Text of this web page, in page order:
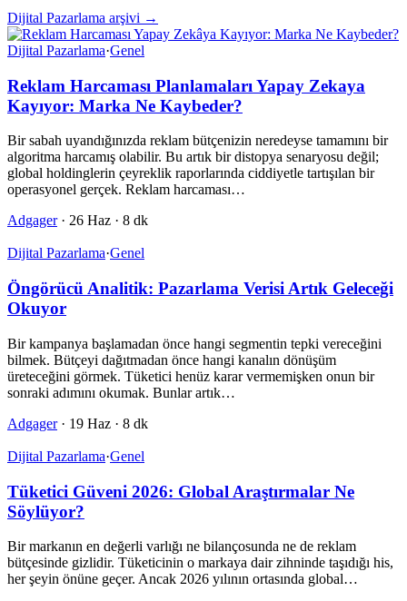
Dijital Pazarlama arşivi →
Dijital Pazarlama·Genel
Reklam Harcaması Planlamaları Yapay Zekaya
Kayıyor: Marka Ne Kaybeder?
Bir sabah uyandığınızda reklam bütçenizin neredeyse tamamını bir
algoritma harcamış olabilir. Bu artık bir distopya senaryosu değil;
global holdinglerin çeyreklik raporlarında ciddiyetle tartışılan bir
operasyonel gerçek. Reklam harcaması…
Adgager · 26 Haz · 8 dk
Dijital Pazarlama·Genel
Öngörücü Analitik: Pazarlama Verisi Artık Geleceği
Okuyor
Bir kampanya başlamadan önce hangi segmentin tepki vereceğini
bilmek. Bütçeyi dağıtmadan önce hangi kanalın dönüşüm
üreteceğini görmek. Tüketici henüz karar vermemişken onun bir
sonraki adımını okumak. Bunlar artık…
Adgager · 19 Haz · 8 dk
Dijital Pazarlama·Genel
Tüketici Güveni 2026: Global Araştırmalar Ne
Söylüyor?
Bir markanın en değerli varlığı ne bilançosunda ne de reklam
bütçesinde gizlidir. Tüketicinin o markaya dair zihninde taşıdığı his,
her şeyin önüne geçer. Ancak 2026 yılının ortasında global…